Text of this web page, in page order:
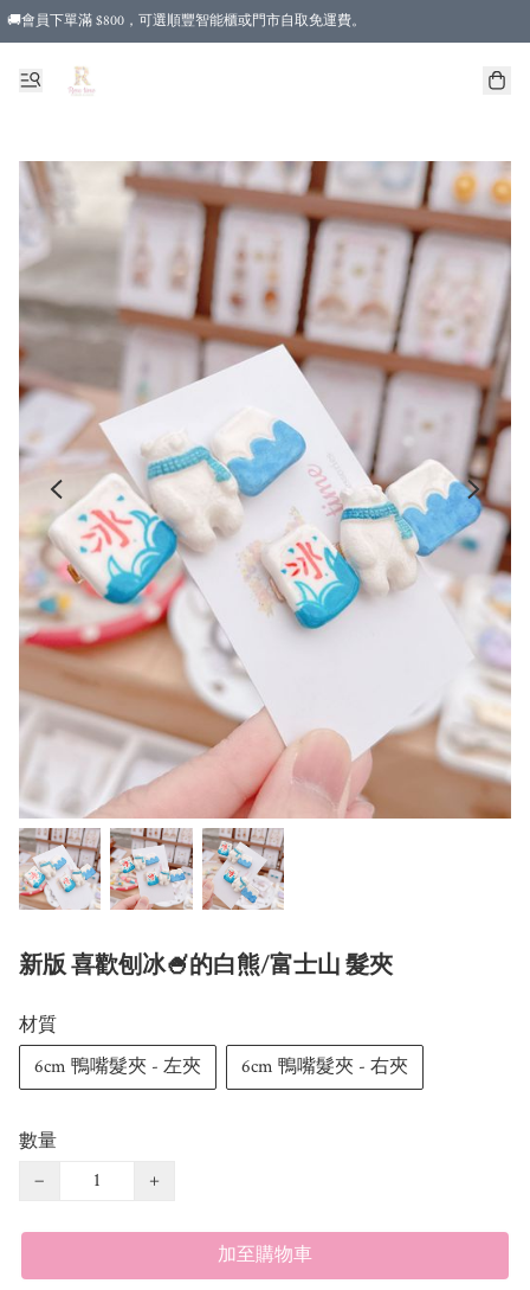
🚚會員下單滿 $800，可選順豐智能櫃或門市自取免運費。
新版 喜歡刨冰🍧的白熊/富士山 髮夾
材質
6cm 鴨嘴髮夾 - 左夾
6cm 鴨嘴髮夾 - 右夾
數量
−
+
加至購物車